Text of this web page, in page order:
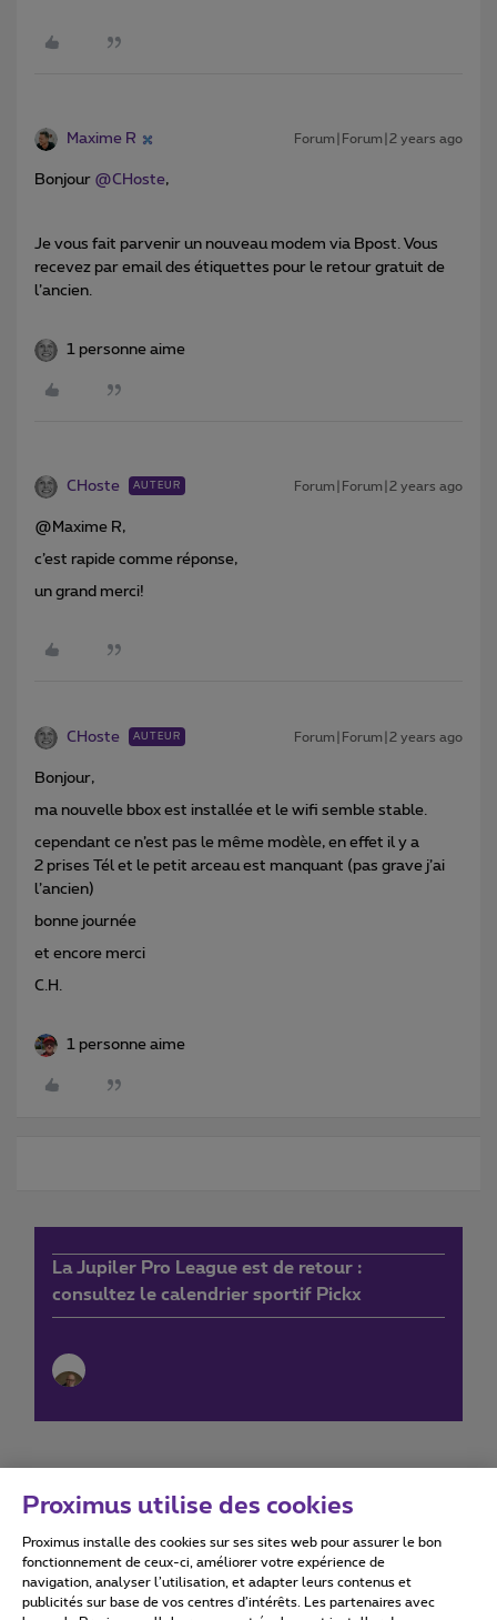
Maxime R Forum|Forum|2 years ago
Bonjour @CHoste,
Je vous fait parvenir un nouveau modem via Bpost. Vous
recevez par email des étiquettes pour le retour gratuit de
l’ancien.
1 personne aime
CHoste AUTEUR Forum|Forum|2 years ago
@Maxime R,
c’est rapide comme réponse,
un grand merci!
CHoste AUTEUR Forum|Forum|2 years ago
Bonjour,
ma nouvelle bbox est installée et le wifi semble stable.
cependant ce n’est pas le même modèle, en effet il y a
2 prises Tél et le petit arceau est manquant (pas grave j’ai
l’ancien)
bonne journée
et encore merci
C.H.
1 personne aime
La Jupiler Pro League est de retour :
consultez le calendrier sportif Pickx
Conditions d'utilisation Accessibility statement
Proximus utilise des cookies
Proximus installe des cookies sur ses sites web pour assurer le bon
fonctionnement de ceux-ci, améliorer votre expérience de
navigation, analyser l’utilisation, et adapter leurs contenus et
publicités sur base de vos centres d’intérêts. Les partenaires avec